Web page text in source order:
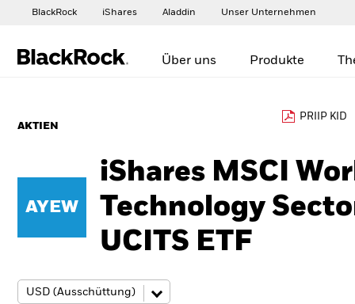
BlackRock iShares Aladdin Unser Unternehmen
Über uns Produkte
AKTIEN
PRIIP KID
AYEW
iShares MSCI
Technology
UCITS ETF